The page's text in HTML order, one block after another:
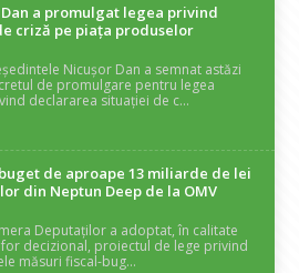
a promulgat legea privind
criză pe piaţa produselor
Nicușor Dan a semnat astăzi
de promulgare pentru legea
declararea situației de c...
de aproape 13 miliarde de lei
din Neptun Deep de la OMV
Deputaților a adoptat, în calitate
decizional, proiectul de lege privind
măsuri fiscal-bug...